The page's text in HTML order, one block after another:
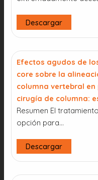
Descargar
Efectos agudos de
core sobre la
columna vertebral
cirugía de columna:
Resumen El
opción para…
Descargar